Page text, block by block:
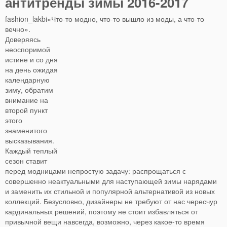
fashion_lakbi«Что-то модно, что-то вышло из моды, а что-то
вечно».
Доверяясь
неоспоримой
истине и со дня
на день ожидая
календарную
зиму, обратим
внимание на
второй пункт
этого
знаменитого
высказывания.
Каждый теплый
сезон ставит
перед модницами непростую задачу: распрощаться с
совершенно неактуальными для наступающей зимы нарядами
и заменить их стильной и популярной альтернативой из новых
коллекций. Безусловно, дизайнеры не требуют от нас чересчур
кардинальных решений, поэтому не стоит избавляться от
привычной вещи навсегда, возможно, через какое-то время